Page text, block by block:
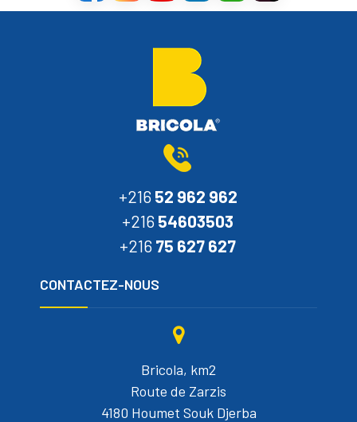
+216 52 962 962
+216 54603503
+216 75 627 627
CONTACTEZ-NOUS
Bricola, km2
Route de Zarzis
4180 Houmet Souk Djerba